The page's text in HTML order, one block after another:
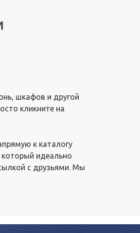
шкафов и другой
кликните на
к каталогу
который идеально
с друзьями. Мы